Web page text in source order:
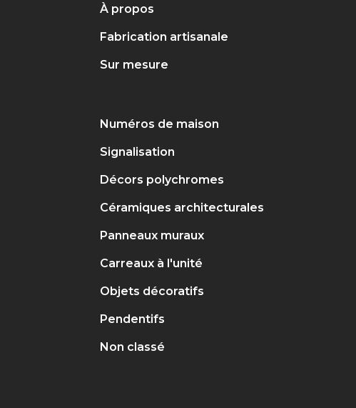
À propos
Fabrication artisanale
Sur mesure
Numéros de maison
Signalisation
Décors polychromes
Céramiques architecturales
Panneaux muraux
Carreaux à l'unité
Objets décoratifs
Pendentifs
Non classé